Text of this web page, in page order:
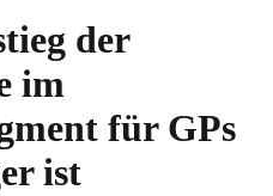
der
im
für GPs
ist